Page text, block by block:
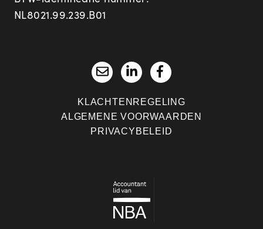
NL8021.99.239.B01
KLACHTENREGELING
ALGEMENE VOORWAARDEN
PRIVACYBELEID